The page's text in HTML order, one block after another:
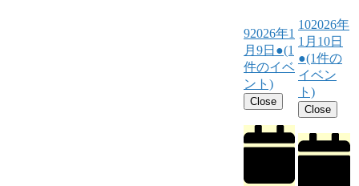
92026年1
月9日 ●(1
件のイベ
ント)
Close
102026年
1月10日
●(1件の
イベン
ト)
Close